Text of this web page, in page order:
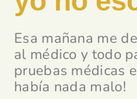
Esa mañana me
al médico y todo
pruebas médicas
había nada malo!